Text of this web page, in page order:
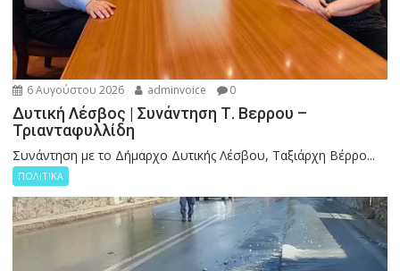
6 Αυγούστου 2026 adminvoice 0
Δυτική Λέσβος | Συνάντηση Τ. Βερρου –
Τριανταφυλλίδη
Συνάντηση με το Δήμαρχο Δυτικής Λέσβου, Ταξιάρχη Βέρρο...
ΠΟΛΙΤΙΚΑ